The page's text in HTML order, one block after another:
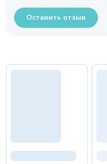
Оставить отзыв